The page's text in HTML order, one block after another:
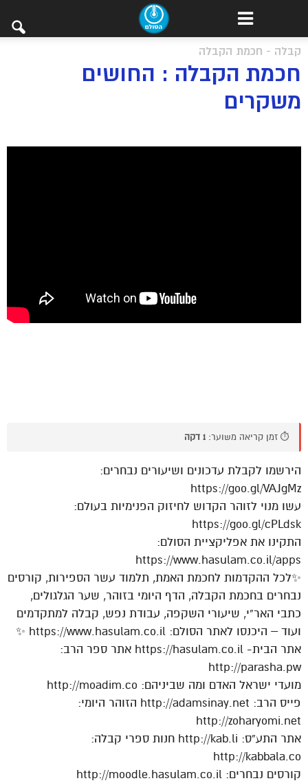
קבלה - חכמת הקבלה
חכמת הקבלה : החושים
משקרים
⏱️ זמן קריאה משוער: 1 דקה
הירשמו לקבלת עדכונים ושיעורים נבחרים:
https://goo.gl/VAJgMz
עשו מנוי לזוהר הקדוש לחיזוק הפנימיות בעולם:
https://goo.gl/cPLdsk
התקינו את אפליקציית הסולם:
https://www.hasulam.co.il/apps
✨לכל ההקדמות לחכמת האמת, תלמוד עשר הספירות, קורסים
נבחרים בחכמת הקבלה, הדף היומי בזוהר, שער הגלגולים,
כתבי האר”י, שיעורי השקפה, עבודת נפש, קבלה למתקדמים
ועוד – היכנסו לאתר הסולם: https://www.hasulam.co.il ✨
אתר הבית- https://hasulam.co.il אתר ספר הרב:
http://parasha.pw
מועדי ישראל האדם ומה שביניהם: http://moadim.co
פייס הרב: http://adamsinay.net הזוהר היומי:
http://zoharyomi.net
אתר התע”ס: http://kab.li חנות ספרי קבלה:
http://kabbala.co
קורסים נבחרים: http://moodle.hasulam.co.il